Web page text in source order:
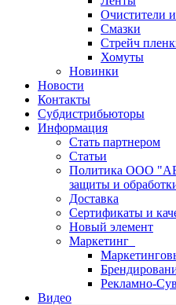
Очистители
Смазки
Стрейч
Хомуты
Новинки
Новости
Контакты
Субдистрибьюторы
Информация
Стать партнером
Статьи
Политика ООО
защиты и
Доставка
Сертификаты и
Новый элемент
Маркетинг
Рекламно-
Видео